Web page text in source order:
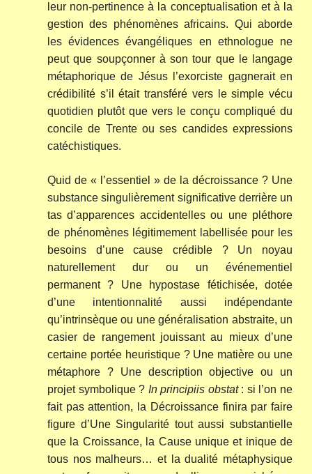
leur non-pertinence à la conceptualisation et à la
gestion des phénomènes africains. Qui aborde
les évidences évangéliques en ethnologue ne
peut que soupçonner à son tour que le langage
métaphorique de Jésus l’exorciste gagnerait en
crédibilité s’il était transféré vers le simple vécu
quotidien plutôt que vers le conçu compliqué du
concile de Trente ou ses candides expressions
catéchistiques.
Quid de « l’essentiel » de la décroissance ? Une
substance singulièrement significative derrière un
tas d’apparences accidentelles ou une pléthore
de phénomènes légitimement labellisée pour les
besoins d’une cause crédible ? Un noyau
naturellement dur ou un événementiel
permanent ? Une hypostase fétichisée, dotée
d’une intentionnalité aussi indépendante
qu’intrinsèque ou une généralisation abstraite, un
casier de rangement jouissant au mieux d’une
certaine portée heuristique ? Une matière ou une
métaphore ? Une description objective ou un
projet symbolique ? In principiis obstat: si l’on ne
fait pas attention, la Décroissance finira par faire
figure d’Une Singularité tout aussi substantielle
que la Croissance, la Cause unique et inique de
tous nos malheurs… et la dualité métaphysique